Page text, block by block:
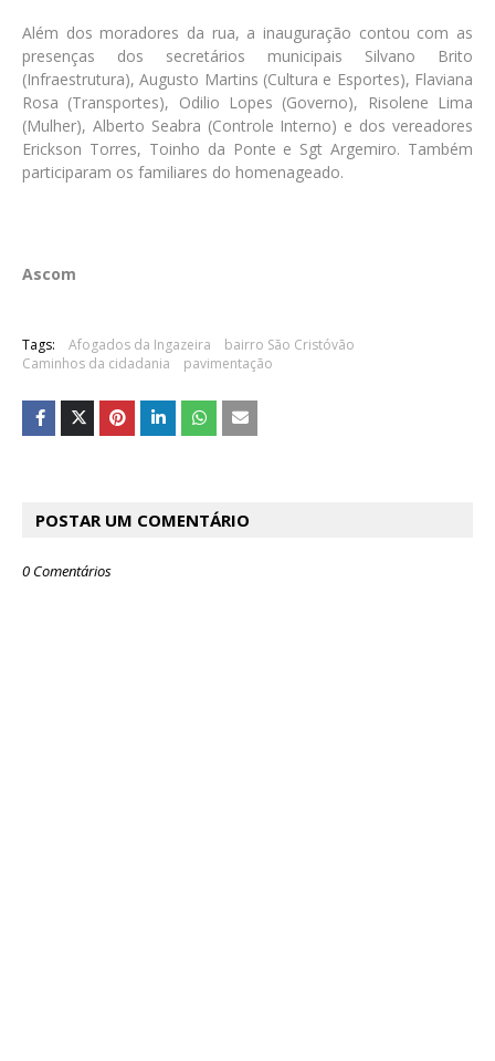
Além dos moradores da rua, a inauguração contou com as
presenças dos secretários municipais Silvano Brito
(Infraestrutura), Augusto Martins (Cultura e Esportes), Flaviana
Rosa (Transportes), Odilio Lopes (Governo), Risolene Lima
(Mulher), Alberto Seabra (Controle Interno) e dos vereadores
Erickson Torres, Toinho da Ponte e Sgt Argemiro. Também
participaram os familiares do homenageado.
Ascom
Tags: Afogados da Ingazeira
bairro São Cristóvão
Caminhos da cidadania
pavimentação
POSTAR UM COMENTÁRIO
0 Comentários